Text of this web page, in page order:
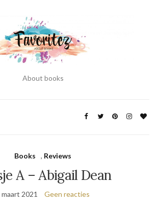
About books
Books , Reviews
A – Abigail Dean
maart 2021 Geen reacties